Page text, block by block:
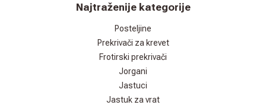
Najtraženije kategorije
Posteljine
Prekrivači za krevet
Frotirski prekrivači
Jorgani
Jastuci
Jastuk za vrat